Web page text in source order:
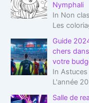
Nymphali
In Non
Les
Guide
chers
votre
In
L'année
Salle de